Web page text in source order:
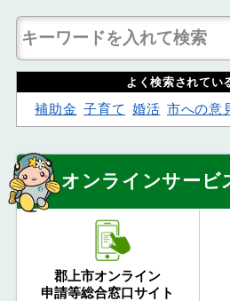
よく検索されてい
補助金 子育て 婚活 市への意
オンラインサービ
郡上市オンライン
申請等総合窓口サイト